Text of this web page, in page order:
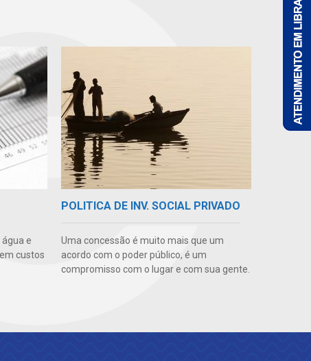
e
custos
POLITICA DE INV. SOCIAL PRIVADO
Uma concessão é muito mais que um
acordo com o poder público, é um
compromisso com o lugar e com sua gente.